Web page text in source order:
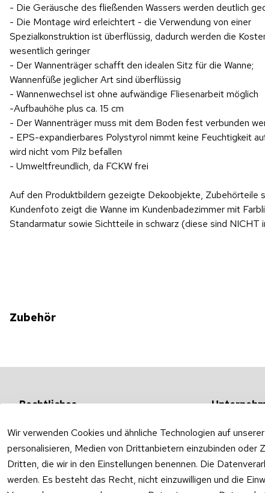
- Die Geräusche des fließenden Wassers werden deutlich
- Die Montage wird erleichtert - die Verwendung von einer
Spezialkonstruktion ist überflüssig, dadurch werden die
wesentlich geringer
- Der Wannenträger schafft den idealen Sitz für die Wanne;
Wannenfüße jeglicher Art sind überflüssig
- Wannenwechsel ist ohne aufwändige Fliesenarbeit möglich
-Aufbauhöhe plus ca. 15 cm
- Der Wannenträger muss mit dem Boden fest verbunden
- EPS-expandierbares Polystyrol nimmt keine Feuchtigkeit
wird nicht vom Pilz befallen
- Umweltfreundlich, da FCKW frei
Auf den Produktbildern gezeigte Dekoobjekte, Zubehörteile
Kundenfoto zeigt die Wanne im Kundenbadezimmer mit
Standarmatur sowie Sichtteile in schwarz (diese sind NICHT
Zubehör
Wir verwenden Cookies und ähnliche Technologien auf
personalisieren, Medien von Drittanbietern einzubinden
Dritten, die wir in den Einstellungen benennen. Die
werden. Es besteht das Recht, nicht einzuwilligen und die
Rechtliches
Impressum
Datenschutzerklärung
Widerrufsrecht
Unternehmen
Ab- und